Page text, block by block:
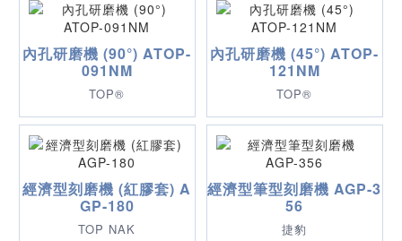
內孔研磨機 (90°) ATOP-
091NM
TOP®
內孔研磨機 (45°) ATOP-
121NM
TOP®
經濟型刻磨機 (紅膠套) A
GP-180
TOP NAK
經濟型筆型刻磨機 AGP-3
56
捷豹